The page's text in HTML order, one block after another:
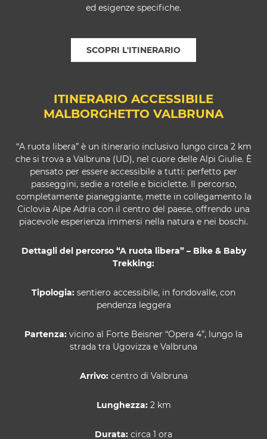
ed esigenze specifiche.
SCOPRI L'ITINERARIO
ITINERARIO ACCESSIBILE
MALBORGHETTO VALBRUNA
“A ruota libera” è un itinerario inclusivo lungo circa 2 km
che si trova a Valbruna (UD), nel cuore delle Alpi Giulie. È
pensato per essere accessibile a tutti: perfetto per
passeggini, sedie a rotelle e biciclette. Il percorso,
completamente pianeggiante, mette in collegamento la
Ciclovia Alpe Adria con il centro del paese, offrendo una
piacevole esperienza immersi nella natura e nei boschi.
Dettagli del percorso “A ruota libera” – Bike & Baby
Trekking:
Tipologia: sentiero accessibile, in fondovalle, con
pendenza leggera
Partenza: vicino al Forte Beisner “Opera 4”, lungo la
strada tra Ugovizza e Valbruna
Arrivo:centro di Valbruna
Lunghezza:2 km
Durata: circa 1 ora